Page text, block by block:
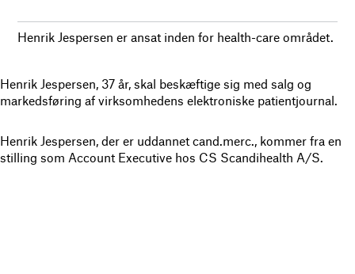
Henrik Jespersen er ansat inden for health-care området.
Henrik Jespersen, 37 år, skal beskæftige sig med salg og
markedsføring af virksomhedens elektroniske patientjournal.
Henrik Jespersen, der er uddannet cand.merc., kommer fra en
stilling som Account Executive hos CS Scandihealth A/S.